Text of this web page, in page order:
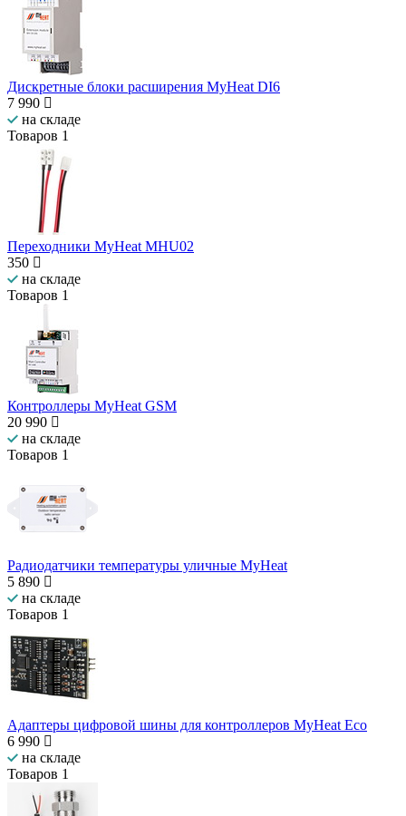
Дискретные блоки расширения MyHeat DI6
7 990
на складе
Товаров 1
Переходники MyHeat MHU02
350
на складе
Товаров 1
Контроллеры MyHeat GSM
20 990
на складе
Товаров 1
Радиодатчики температуры уличные MyHeat
5 890
на складе
Товаров 1
Адаптеры цифровой шины для контроллеров MyHeat Eco
6 990
на складе
Товаров 1